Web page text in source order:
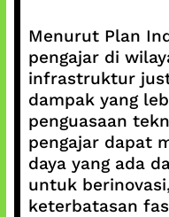
Menurut Plan
pengajar di
infrastruktur
dampak yang
penguasaan
pengajar dapat
daya yang ada
untuk
keterbatasan